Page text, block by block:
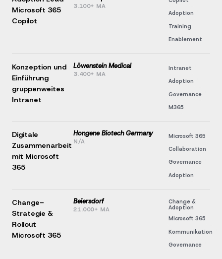
Microsoft 365
Copilot
3.100+ MA
Adoption
Training
Enablement
Konzeption und
Einführung
gruppenweites
Intranet
Löwenstein Medical
3.400+ MA
Intranet
Adoption
Governance
M365
Digitale
Zusammenarbeit
mit Microsoft
365
Hongene Biotech Germany
N/A
Microsoft 365
Collaboration
Governance
Adoption
Change-
Strategie &
Rollout
Microsoft 365
Beiersdorf
21.000+ MA
Change &
Adoption
Microsoft 365
Kommunikation
Governance